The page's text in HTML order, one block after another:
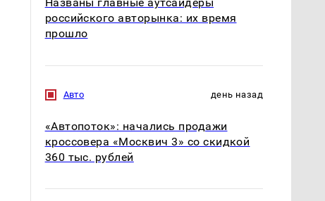
Названы главные аутсайдеры
российского авторынка: их время
прошло
Авто день назад
«Автопоток»: начались продажи
кроссовера «Москвич 3» со скидкой
360 тыс. рублей